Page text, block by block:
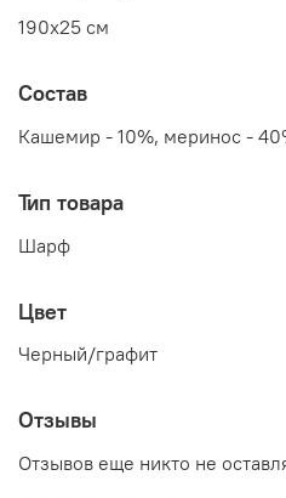
190x25 см
Состав
Кашемир - 10%, меринос -
Тип товара
Шарф
Цвет
Черный/графит
Отзывы
Отзывов еще никто не